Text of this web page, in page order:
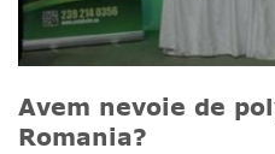
Avem nevoie de
Romania?